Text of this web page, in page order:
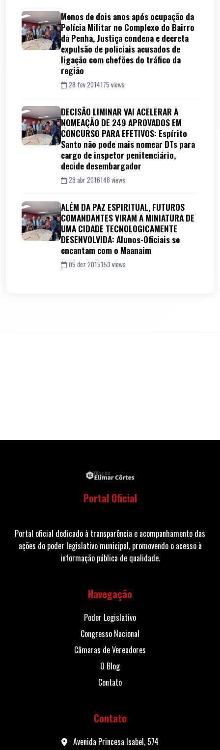
Menos de dois anos após ocupação da
Polícia Militar no Complexo do Bairro
da Penha, Justiça condena e decreta
expulsão de policiais acusados de
ligação com chefões do tráfico da
região
28 fev 2014175 views
DECISÃO LIMINAR VAI ACELERAR A
NOMEAÇÃO DE 249 APROVADOS EM
CONCURSO PARA EFETIVOS: Espírito
Santo não pode mais nomear DTs para
cargo de inspetor penitenciário,
decide desembargador
28 abr 2016148 views
ALÉM DA PAZ ESPIRITUAL, FUTUROS
COMANDANTES VIRAM A MINIATURA DE
UMA CIDADE TECNOLOGICAMENTE
DESENVOLVIDA: Alunos-Oficiais se
encantam com o Maanaim
05 dez 2015153 views
Portal Oficial
Portal oficial dedicado à transparência e acompanhamento das
ações do poder legislativo municipal, promovendo o acesso à
informação pública de qualidade.
Navegação
Poder Legislativo
Congresso Nacional
Câmaras de Vereadores
O Blog
Contato
Contato
Avenida Princesa Isabel, 574